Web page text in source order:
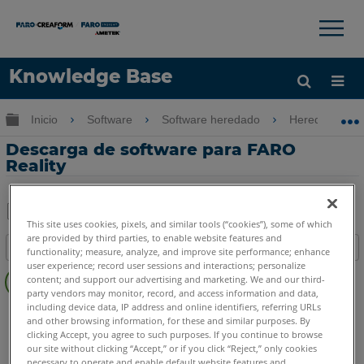
Knowledge Base
Idioma
×
Expandir/contraer jerarquía global
Inicio Software Software heredado Heredado-
Descarga de software para FARO
Reality
Guardar
como
PDF
Compartir
Índice
Pasos
rápidos
Vea
también
FARO 360 Reality
This site uses cookies, pixels, and similar tools (“cookies”), some of which
are provided by third parties, to enable website features and
functionality; measure, analyze, and improve site performance; enhance
user experience; record user sessions and interactions; personalize
content; and support our advertising and marketing. We and our third-
party vendors may monitor, record, and access information and data,
including device data, IP address and online identifiers, referring URLs
and other browsing information, for these and similar purposes. By
clicking Accept, you agree to such purposes. If you continue to browse
our site without clicking “Accept,” or if you click “Reject,” only cookies
necessary to operate and enable default website features and